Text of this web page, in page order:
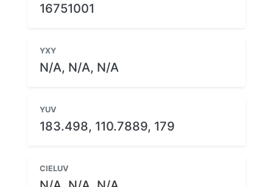
16751001
YXY
N/A, N/A, N/A
YUV
183.498, 110.7889, 179
CIELUV